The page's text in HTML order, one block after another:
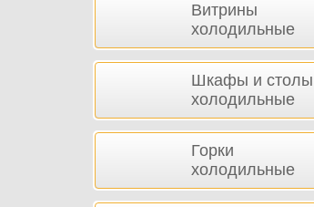
Витрины
холодильные
Шкафы и столы
холодильные
Горки
холодильные